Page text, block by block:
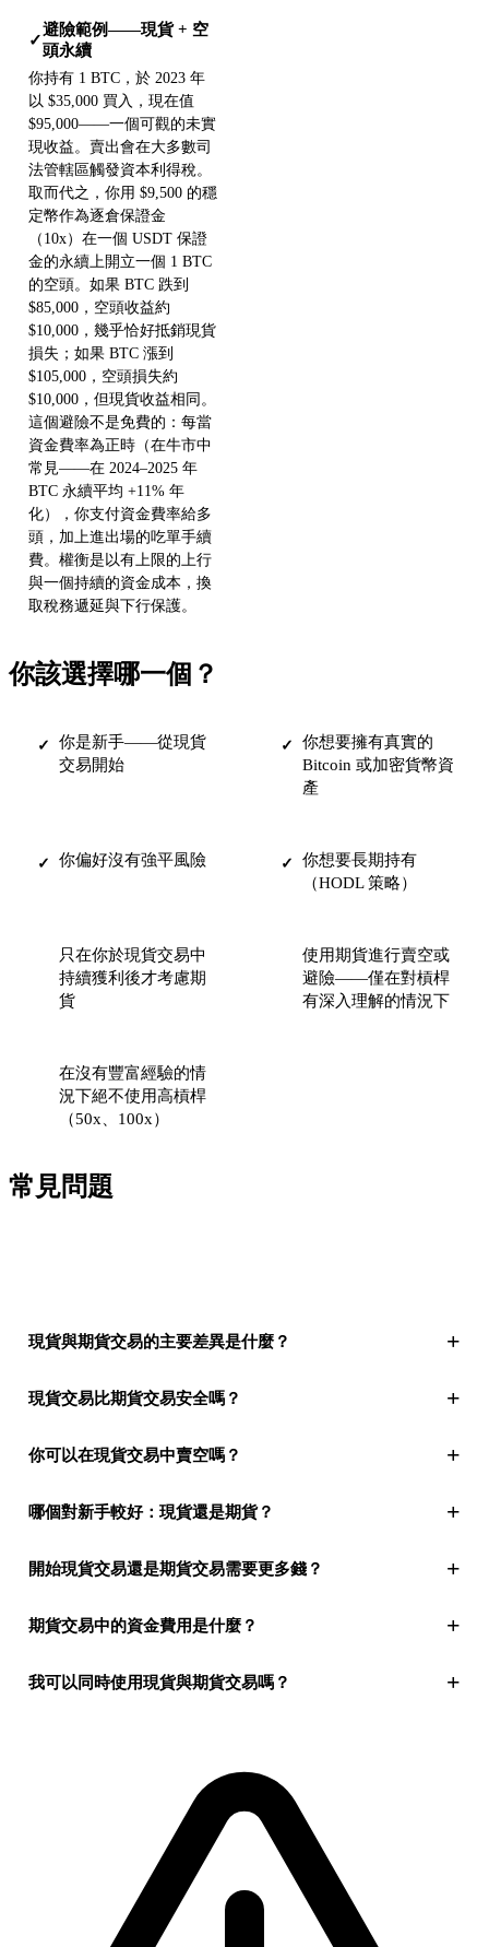
✓
避險範例——現貨 + 空
頭永續
你持有 1 BTC，於 2023 年
以 $35,000 買入，現在值
$95,000——一個可觀的未實
現收益。賣出會在大多數司
法管轄區觸發資本利得稅。
取而代之，你用 $9,500 的穩
定幣作為逐倉保證金
（10x）在一個 USDT 保證
金的永續上開立一個 1 BTC
的空頭。如果 BTC 跌到
$85,000，空頭收益約
$10,000，幾乎恰好抵銷現貨
損失；如果 BTC 漲到
$105,000，空頭損失約
$10,000，但現貨收益相同。
這個避險不是免費的：每當
資金費率為正時（在牛市中
常見——在 2024–2025 年
BTC 永續平均 +11% 年
化），你支付資金費率給多
頭，加上進出場的吃單手續
費。權衡是以有上限的上行
與一個持續的資金成本，換
取稅務遞延與下行保護。
你該選擇哪一個？
✓
你是新手——從現貨
交易開始
✓
你想要擁有真實的
Bitcoin 或加密貨幣資
產
✓ 你偏好沒有強平風險 ✓
你想要長期持有
（HODL 策略）
只在你於現貨交易中
持續獲利後才考慮期
貨
使用期貨進行賣空或
避險——僅在對槓桿
有深入理解的情況下
在沒有豐富經驗的情
況下絕不使用高槓桿
（50x、100x）
常見問題
現貨與期貨交易的主要差異是什麼？ +
現貨交易比期貨交易安全嗎？ +
你可以在現貨交易中賣空嗎？ +
哪個對新手較好：現貨還是期貨？ +
開始現貨交易還是期貨交易需要更多錢？ +
期貨交易中的資金費用是什麼？ +
我可以同時使用現貨與期貨交易嗎？ +